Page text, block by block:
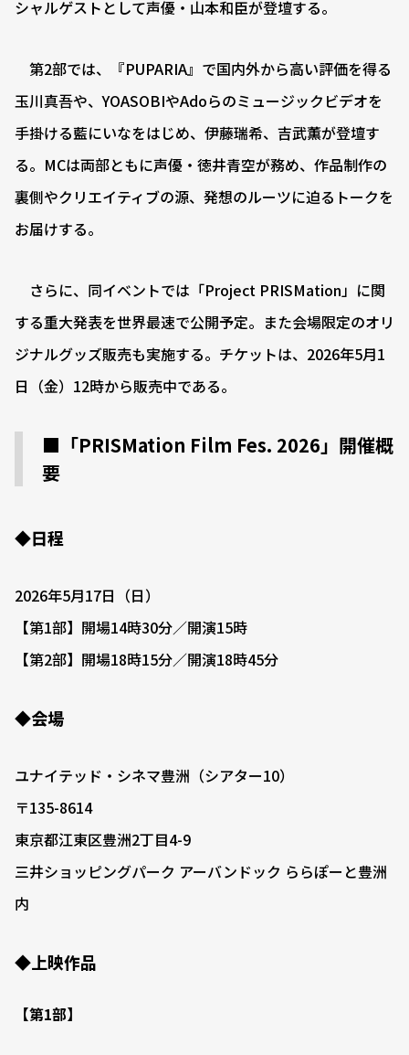
シャルゲストとして声優・山本和臣が登壇する。
第2部では、『PUPARIA』で国内外から高い評価を得る
玉川真吾や、YOASOBIやAdoらのミュージックビデオを
手掛ける藍にいなをはじめ、伊藤瑞希、吉武薫が登壇す
る。MCは両部ともに声優・徳井青空が務め、作品制作の
裏側やクリエイティブの源、発想のルーツに迫るトークを
お届けする。
さらに、同イベントでは「Project PRISMation」に関
する重大発表を世界最速で公開予定。また会場限定のオリ
ジナルグッズ販売も実施する。チケットは、2026年5月1
日（金）12時から販売中である。
■「PRISMation Film Fes. 2026」開催概
要
◆日程
2026年5月17日（日）
【第1部】開場14時30分／開演15時
【第2部】開場18時15分／開演18時45分
◆会場
ユナイテッド・シネマ豊洲（シアター10）
〒135-8614
東京都江東区豊洲2丁目4-9
三井ショッピングパーク アーバンドック ららぽーと豊洲
内
◆上映作品
【第1部】